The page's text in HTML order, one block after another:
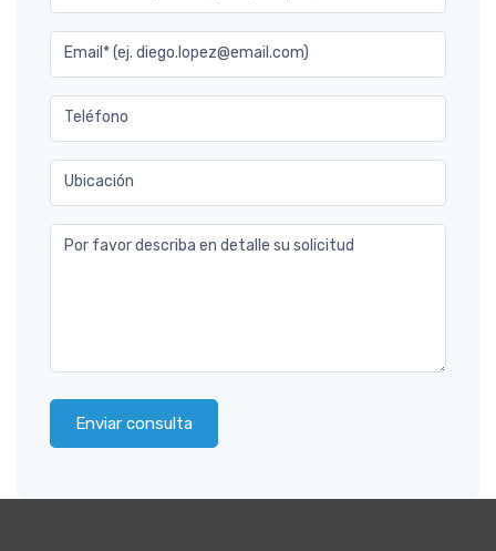
Email* (ej. diego.lopez@email.com)
Teléfono
Ubicación
Por favor describa en detalle su solicitud
Enviar consulta